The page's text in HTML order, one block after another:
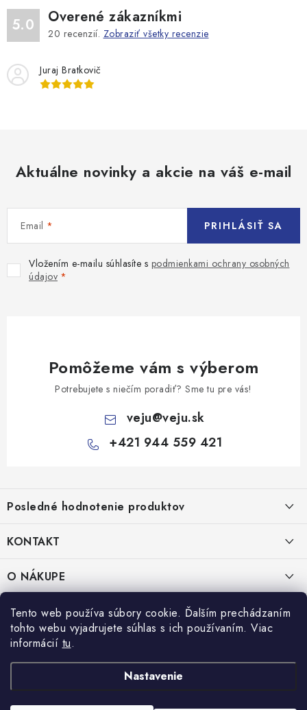
Tento web používa súbory cookie. Ďalším prechádzaním
tohto webu vyjadrujete súhlas s ich používaním. Viac
informácií tu.
Nastavenie
5.0 Overené zákazníkmi
20 recenzií. Zobraziť všetky recenzie
Juraj Bratkovič
Aktuálne novinky a akcie na váš e-mail
Email
Vložením e-mailu súhlasíte s podmienkami ochrany osobných
údajov
PRIHLÁSIŤ SA
Pomôžeme vám s výberom
Potrebujete s niečím poradiť? Sme tu pre vás!
veju@veju.sk
+421 944 559 421
p
ä
e
Posledné hodnotenie produktov
KONTAKT
VEJU s.r.o.
Janka Kráľa 1059/82
Nitra 94901
IČO: 54577161
IČ DPH: SK2121721426
+421 944 559 421
MAIL:veju@veju.sk
O NÁKUPE
Kontakty
PRÁVNE INFORMÁCIE
Obchodné podmienky
Ochrana osobných údajov
Odstúpenie od zmluvy